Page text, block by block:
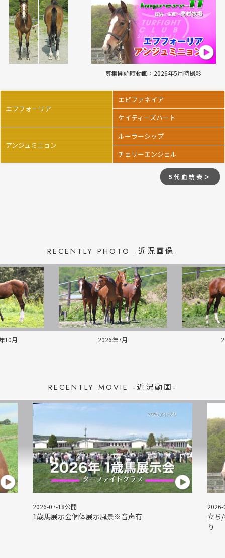
募集開始時動画：2026年5月時撮影
エフフォーリア
エピファネイア
ケイティーズハート
アンジュミニョン
ルーラーシップ
チェリーエンジェル
5代血統表＞
RECENTLY PHOTO -近況画像-
10月 2026年7月
RECENTLY MOVIE -近況動画-
2026-07-18公開
1歳馬展示会個体展示風景※音声有
立ち
り